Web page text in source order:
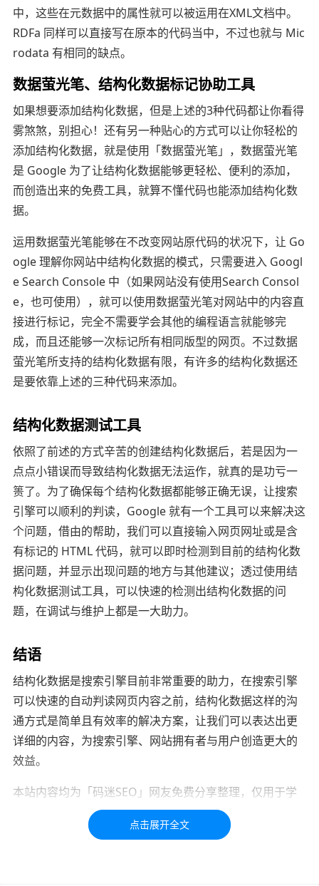
中，这些在元数据中的属性就可以被运用在XML文档中。
RDFa 同样可以直接写在原本的代码当中，不过也就与 Mic
rodata 有相同的缺点。
数据萤光笔、结构化数据标记协助工具
如果想要添加结构化数据，但是上述的3种代码都让你看得
雾煞煞，别担心！还有另一种贴心的方式可以让你轻松的
添加结构化数据，就是使用「数据萤光笔」，数据萤光笔
是 Google 为了让结构化数据能够更轻松、便利的添加，
而创造出来的免费工具，就算不懂代码也能添加结构化数
据。
运用数据萤光笔能够在不改变网站原代码的状况下，让 Go
ogle 理解你网站中结构化数据的模式，只需要进入 Googl
e Search Console 中（如果网站没有使用Search Consol
e，也可使用），就可以使用数据萤光笔对网站中的内容直
接进行标记，完全不需要学会其他的编程语言就能够完
成，而且还能够一次标记所有相同版型的网页。不过数据
萤光笔所支持的结构化数据有限，有许多的结构化数据还
是要依靠上述的三种代码来添加。
结构化数据测试工具
依照了前述的方式辛苦的创建结构化数据后，若是因为一
点点小错误而导致结构化数据无法运作，就真的是功亏一
篑了。为了确保每个结构化数据都能够正确无误，让搜索
引擎可以顺利的判读，Google 就有一个工具可以来解决这
个问题，借由的帮助，我们可以直接输入网页网址或是含
有标记的 HTML 代码，就可以即时检测到目前的结构化数
据问题，并显示出现问题的地方与其他建议；透过使用结
构化数据测试工具，可以快速的检测出结构化数据的问
题，在调试与维护上都是一大助力。
结语
结构化数据是搜索引擎目前非常重要的助力，在搜索引擎
可以快速的自动判读网页内容之前，结构化数据这样的沟
通方式是简单且有效率的解决方案，让我们可以表达出更
详细的内容，为搜索引擎、网站拥有者与用户创造更大的
效益。
本站内容均为「码迷SEO」网友免费分享整理，仅用于学
习交流，如有疑问，请联系我们48小时处理！！！！